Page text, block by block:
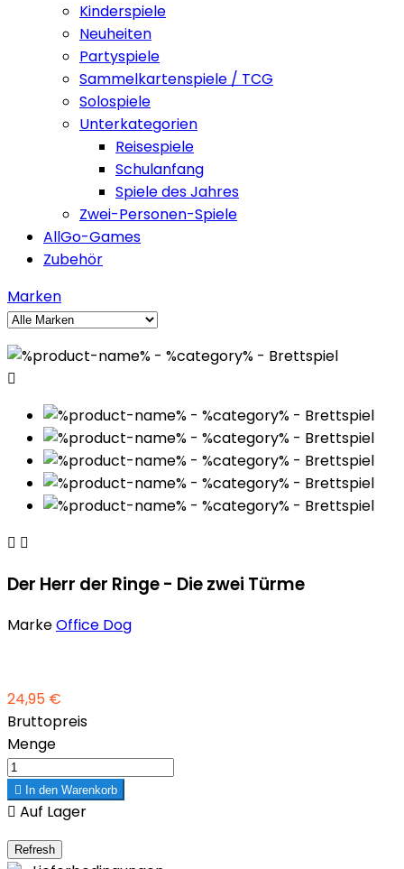
Kinderspiele
Neuheiten
Partyspiele
Sammelkartenspiele / TCG
Solospiele
Unterkategorien
Reisespiele
Schulanfang
Spiele des Jahres
Zwei-Personen-Spiele
AllGo-Games
Zubehör
Marken

 
Der Herr der Ringe - Die zwei Türme
MarkeOffice Dog
24,95 €
Bruttopreis
Menge
 In den Warenkorb
 Auf Lager